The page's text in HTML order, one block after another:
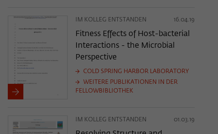
IM KOLLEG ENTSTANDEN 16.04.19
Fitness Effects of Host-bacterial
Interactions - the Microbial
Perspective
COLD SPRING HARBOR LABORATORY
WEITERE PUBLIKATIONEN IN DER
FELLOWBIBLIOTHEK
IM KOLLEG ENTSTANDEN 01.03.19